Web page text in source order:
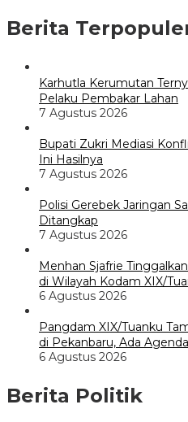
Berita
Karhutla Kerumutan
Pelaku Pembakar Lahan
7 Agustus 2026
Bupati Zukri Mediasi
Ini Hasilnya
7 Agustus 2026
Polisi Gerebek Jaringan
Ditangkap
7 Agustus 2026
Menhan Sjafrie
di Wilayah Kodam XIX/
6 Agustus 2026
Pangdam XIX/Tuanku
di Pekanbaru, Ada
6 Agustus 2026
Berita Politik